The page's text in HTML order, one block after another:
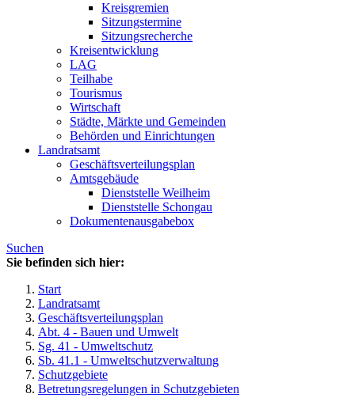
Kreisgremien
Sitzungstermine
Sitzungsrecherche
Kreisentwicklung
LAG
Teilhabe
Tourismus
Wirtschaft
Städte, Märkte und Gemeinden
Behörden und Einrichtungen
Landratsamt
Geschäftsverteilungsplan
Amtsgebäude
Dienststelle Weilheim
Dienststelle Schongau
Dokumentenausgabebox
Suchen
Sie befinden sich hier:
Start
Landratsamt
Geschäftsverteilungsplan
Abt. 4 - Bauen und Umwelt
Sg. 41 - Umweltschutz
Sb. 41.1 - Umweltschutzverwaltung
Schutzgebiete
Betretungsregelungen in Schutzgebieten